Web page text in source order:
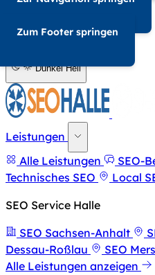
Zum Footer springen
A- A+
Dunkel Hell
Leistungen
Alle Leistungen
SEO-
Technisches SEO
Local
SEO Service Halle
SEO Sachsen-Anhalt
Dessau-Roßlau
SEO
Alle Leistungen anzeigen